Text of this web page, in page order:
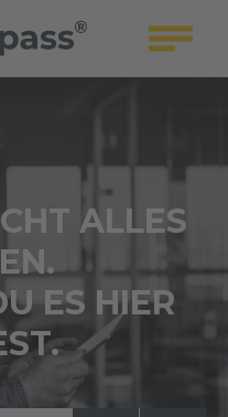
ALLES
ES HIER